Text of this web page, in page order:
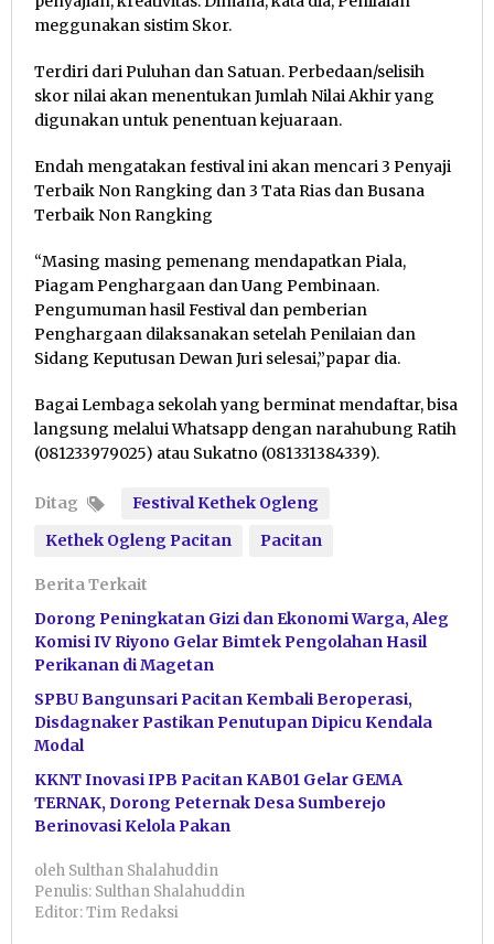
meggunakan sistim Skor.
Terdiri dari Puluhan dan Satuan. Perbedaan/selisih
skor nilai akan menentukan Jumlah Nilai Akhir yang
digunakan untuk penentuan kejuaraan.
Endah mengatakan festival ini akan mencari 3 Penyaji
Terbaik Non Rangking dan 3 Tata Rias dan Busana
Terbaik Non Rangking
“Masing masing pemenang mendapatkan Piala,
Piagam Penghargaan dan Uang Pembinaan.
Pengumuman hasil Festival dan pemberian
Penghargaan dilaksanakan setelah Penilaian dan
Sidang Keputusan Dewan Juri selesai,”papar dia.
Bagai Lembaga sekolah yang berminat mendaftar, bisa
langsung melalui Whatsapp dengan narahubung Ratih
(081233979025) atau Sukatno (081331384339).
Ditag
Festival Kethek Ogleng
Kethek Ogleng Pacitan
Pacitan
Berita Terkait
Dorong Peningkatan Gizi dan Ekonomi Warga, Aleg
Komisi IV Riyono Gelar Bimtek Pengolahan Hasil
Perikanan di Magetan
SPBU Bangunsari Pacitan Kembali Beroperasi,
Disdagnaker Pastikan Penutupan Dipicu Kendala
Modal
KKNT Inovasi IPB Pacitan KAB01 Gelar GEMA
TERNAK, Dorong Peternak Desa Sumberejo
Berinovasi Kelola Pakan
oleh Sulthan Shalahuddin
Penulis: Sulthan Shalahuddin
Editor: Tim Redaksi